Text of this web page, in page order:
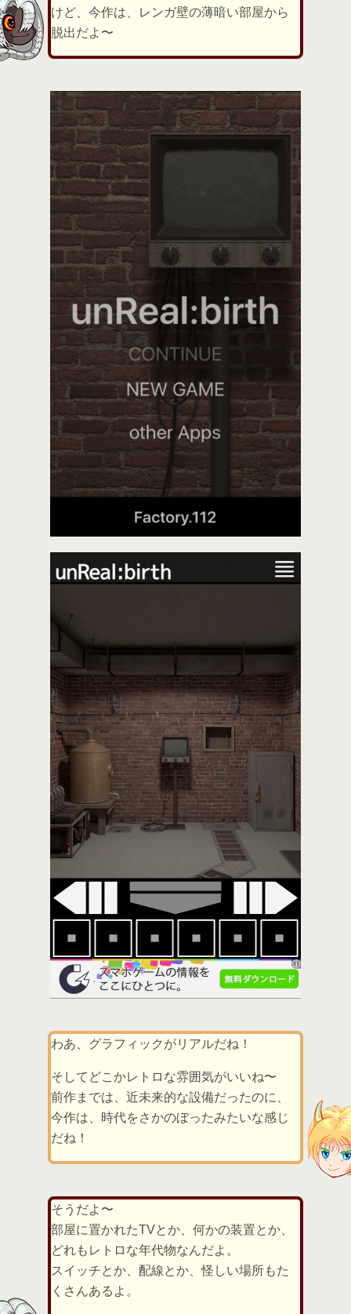
けど、今作は、レンガ壁の薄暗い部屋から
脱出だよ〜
わあ、グラフィックがリアルだね！
そしてどこかレトロな雰囲気がいいね〜
前作までは、近未来的な設備だったのに、
今作は、時代をさかのぼったみたいな感じ
だね！
そうだよ〜
部屋に置かれたTVとか、何かの装置とか、
どれもレトロな年代物なんだよ。
スイッチとか、配線とか、怪しい場所もた
くさんあるよ。